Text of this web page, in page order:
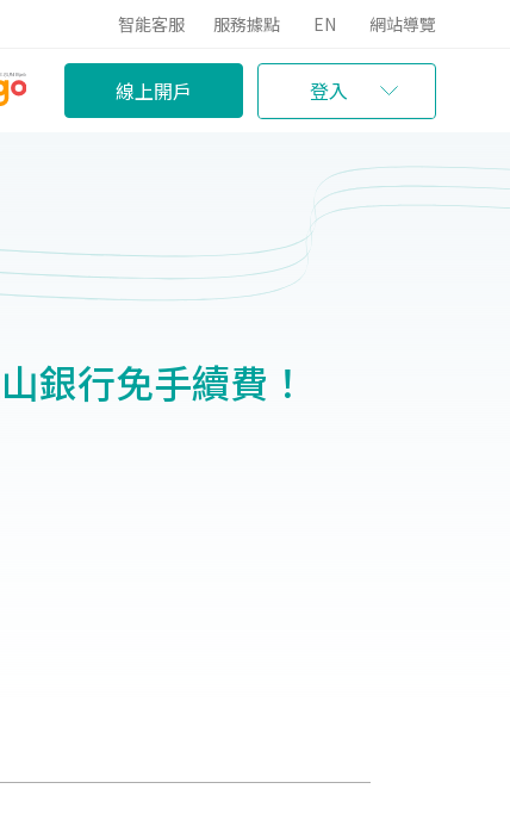
智能客服 服務據點 EN 網站導覽
線上開戶 登入
銀行免手續費！